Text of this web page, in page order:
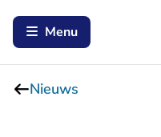
Menu
Nieuws